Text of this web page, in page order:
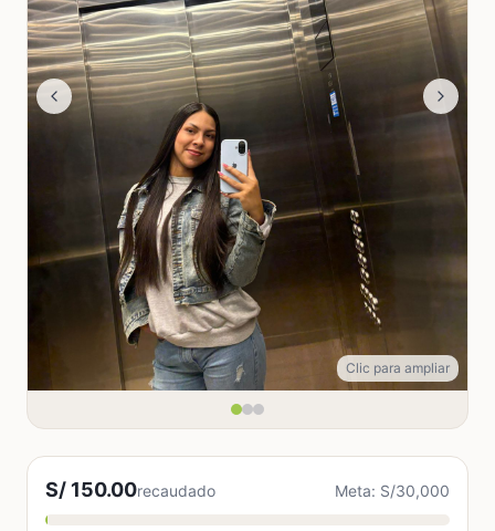
Clic para ampliar
S/ 150.00recaudado Meta: S/30,000